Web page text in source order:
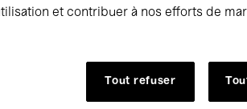
et contribuer à nos efforts de
Tout refuser